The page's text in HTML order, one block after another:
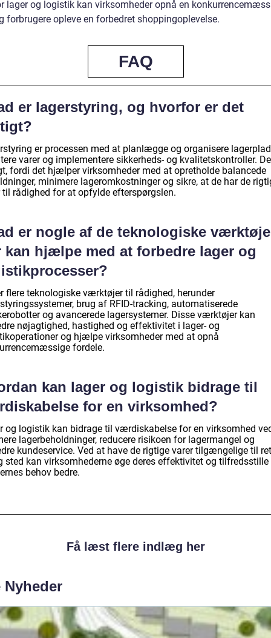
lager og logistik kan virksomheder opnå en
forbrugere opleve en forbedret shoppingoplevelse.
FAQ
er lagerstyring, og hvorfor er det
er processen med at planlægge og organisere
varer og implementere sikkerheds- og kvalitetskontroller.
fordi det hjælper virksomheder med at opretholde balancede
minimere lageromkostninger og sikre, at de har de
til rådighed for at opfylde efterspørgslen.
er nogle af de teknologiske
kan hjælpe med at forbedre lager og
flere teknologiske værktøjer til rådighed, herunder
brug af RFID-tracking, automatiserede
og avancerede lagersystemer. Disse værktøjer kan
nøjagtighed, hastighed og effektivitet i lager- og
og hjælpe virksomheder med at opnå
fordele.
kan lager og logistik bidrage til
for en virksomhed?
og logistik kan bidrage til værdiskabelse for en virksomhed
lagerbeholdninger, reducere risikoen for lagermangel og
kundeservice. Ved at have de rigtige varer tilgængelige til
sted kan virksomhederne øge deres effektivitet og tilfredsstille
behov bedre.
Få læst flere indlæg her
Nyheder